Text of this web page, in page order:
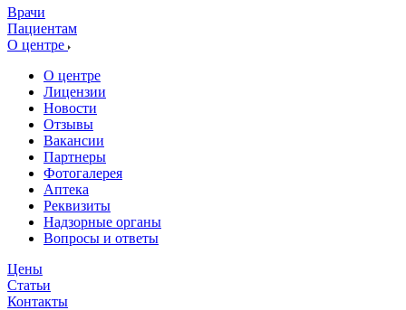
Врачи
Пациентам
О центре
О центре
Лицензии
Новости
Отзывы
Вакансии
Партнеры
Фотогалерея
Аптека
Реквизиты
Надзорные органы
Вопросы и ответы
Цены
Статьи
Контакты